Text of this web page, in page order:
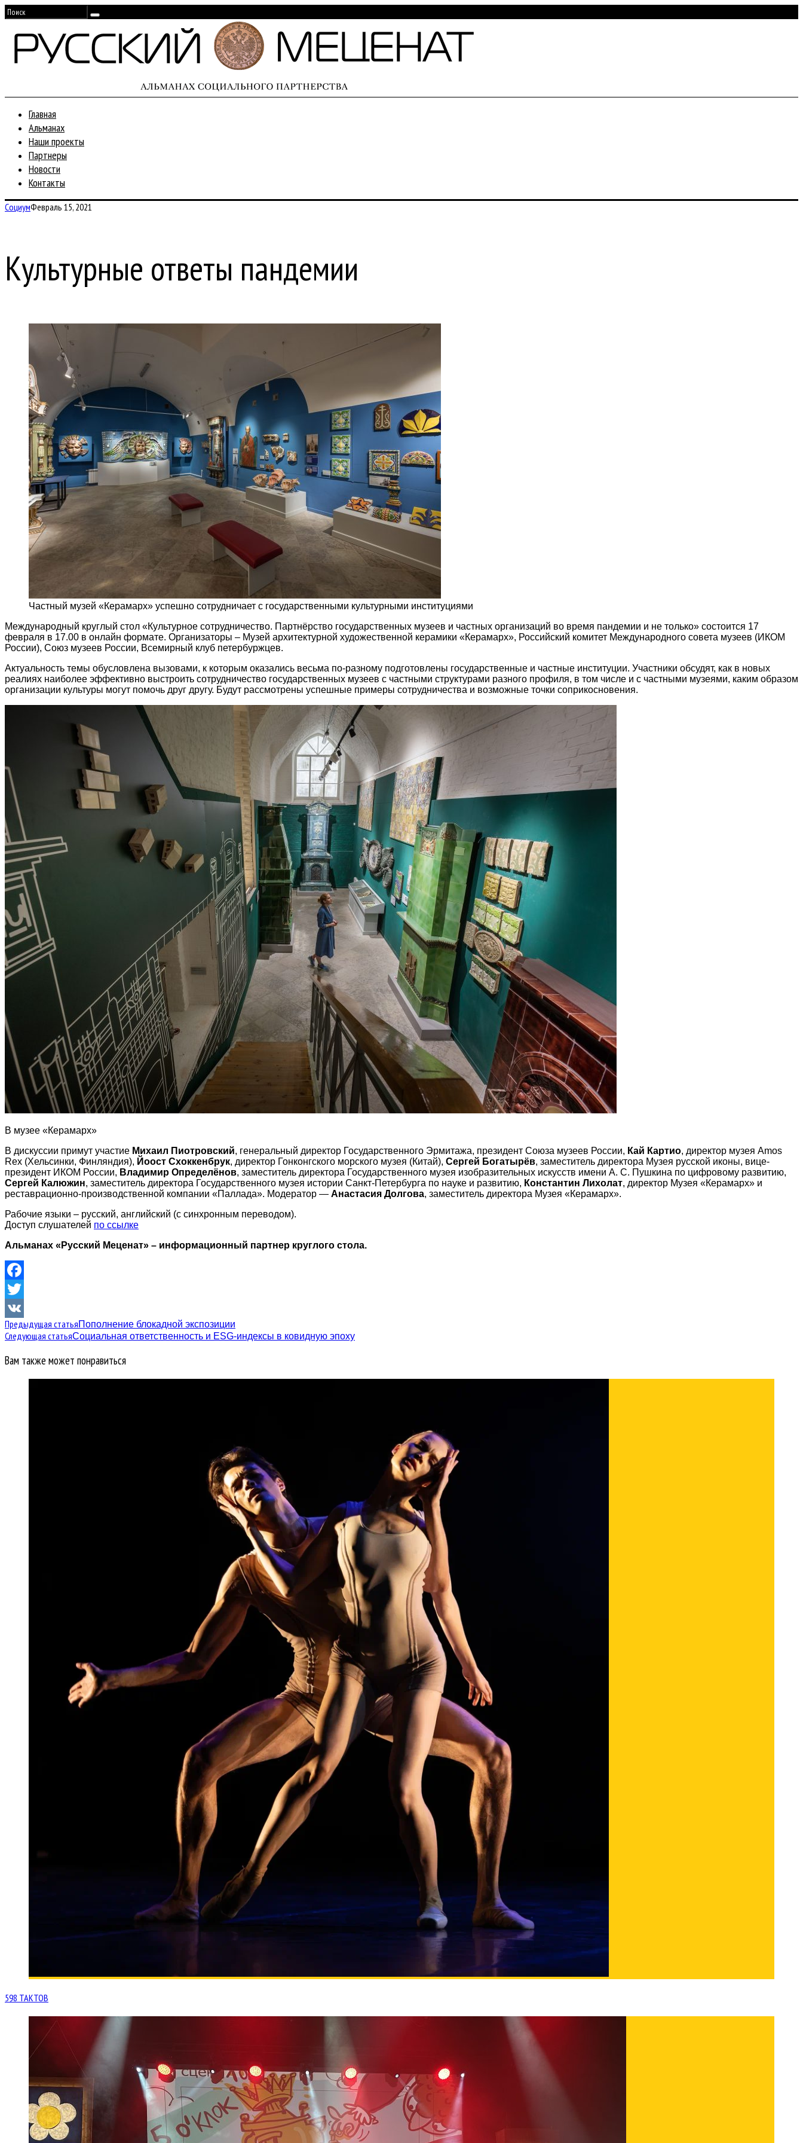
Главная
Альманах
Наши проекты
Партнеры
Новости
Контакты
СоциумФевраль 15, 2021
Культурные ответы пандемии
Частный музей «Керамарх» успешно сотрудничает с государственными культурными институциями
Международный круглый стол «Культурное сотрудничество. Партнёрство государственных музеев и частных организаций во время пандемии и не только» состоится 17
февраля в 17.00 в онлайн формате. Организаторы – Музей архитектурной художественной керамики «Керамарх», Российский комитет Международного совета музеев (ИКОМ
России), Союз музеев России, Всемирный клуб петербуржцев.
Актуальность темы обусловлена вызовами, к которым оказались весьма по-разному подготовлены государственные и частные институции. Участники обсудят, как в новых
реалиях наиболее эффективно выстроить сотрудничество государственных музеев с частными структурами разного профиля, в том числе и с частными музеями, каким образом
организации культуры могут помочь друг другу. Будут рассмотрены успешные примеры сотрудничества и возможные точки соприкосновения.
В музее «Керамарх»
В дискуссии примут участие Михаил Пиотровский, генеральный директор Государственного Эрмитажа, президент Союза музеев России, Кай Картио, директор музея Amos
Rex (Хельсинки, Финляндия), Йоост Схоккенбрук, директор Гонконгского морского музея (Китай), Сергей Богатырёв, заместитель директора Музея русской иконы, вице-
президент ИКОМ России, Владимир Определёнов, заместитель директора Государственного музея изобразительных искусств имени А. С. Пушкина по цифровому развитию,
Сергей Калюжин, заместитель директора Государственного музея истории Санкт-Петербурга по науке и развитию, Константин Лихолат, директор Музея «Керамарх» и
реставрационно-производственной компании «Паллада». Модератор — Анастасия Долгова, заместитель директора Музея «Керамарх».
Рабочие языки ‒ русский, английский (с синхронным переводом).
Доступ слушателей по ссылке
Альманах «Русский Меценат» – информационный партнер круглого стола.
Facebook
Twitter
VK
Предыдущая статьяПополнение блокадной экспозиции
Следующая статьяСоциальная ответственность и ESG-индексы в ковидную эпоху
Вам также может понравиться
598 ТАКТОВ